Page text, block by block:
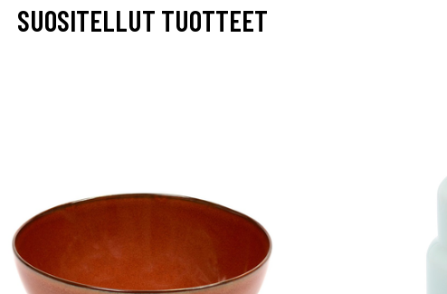
SUOSITELLUT TUOTTEET